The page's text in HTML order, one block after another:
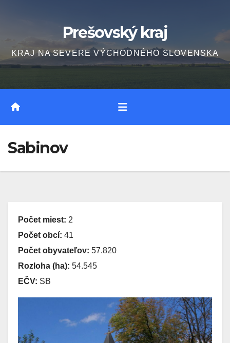
Prešovský kraj
KRAJ NA SEVERE VÝCHODNÉHO SLOVENSKA
Sabinov
Počet miest: 2
Počet obcí: 41
Počet obyvateľov: 57.820
Rozloha (ha): 54.545
EČV: SB